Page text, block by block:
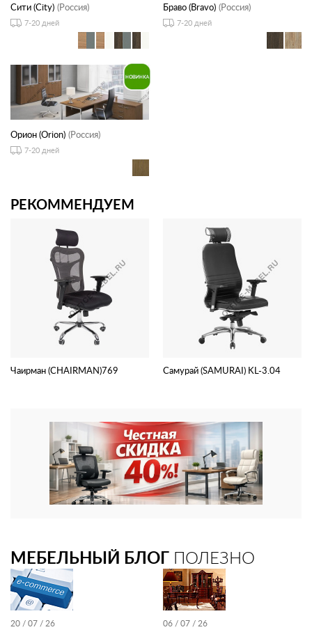
Сити (City) (Россия)
7-20 дней
Браво (Bravo) (Россия)
7-20 дней
Орион (Orion) (Россия)
7-20 дней
РЕКОММЕНДУЕМ
Чаирман (CHAIRMAN)769 Самурай (SAMURAI) KL-3.04
МЕБЕЛЬНЫЙ БЛОГ ПОЛЕЗНО
20 / 07 / 26 06 / 07 / 26